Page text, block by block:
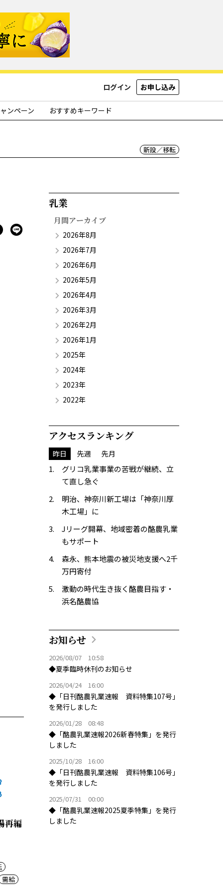
ログイン お申し込み
ンペーン おすすめキーワード
新設／移転
再編
需給
乳業​
月間アーカイブ
2026年8月
2026年7月
2026年6月
2026年5月
2026年4月
2026年3月
2026年2月
2026年1月
2025年
2024年
2023年
2022年
アクセスランキング
昨日 先週 先月
グリコ乳業事業の苦戦が継続、立
て直し急ぐ
明治、神奈川新工場は「神奈川厚
木工場」に
Jリーグ開幕、地域密着の酪農乳業
もサポート
森永、熊本地震の被災地支援へ2千
万円寄付
激動の時代生き抜く酪農目指す・
浜名酪農協
お知らせ
2026/08/07 10:58
◆夏季臨時休刊のお知らせ
2026/04/24 16:00
◆「日刊酪農乳業速報 資料特集107号」
を発行しました
2026/01/28 08:48
◆「酪農乳業速報2026新春特集」を発行
しました
2025/10/28 16:00
◆「日刊酪農乳業速報 資料特集106号」
を発行しました
2025/07/31 00:00
◆「酪農乳業速報2025夏季特集」を発行
しました